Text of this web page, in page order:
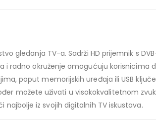
gledanja TV-a. Sadrži HD prijemnik s
i radno okruženje omogućuju korisnicima
poput memorijskih uređaja ili USB
možete uživati u visokokvalitetnom
najbolje iz svojih digitalnih TV iskustava.